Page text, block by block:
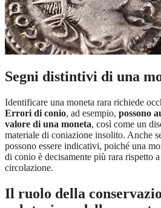
Segni distintivi di una
Identificare una moneta rara richiede
Errori di conio, ad esempio, possono
valore di una moneta, così come un
materiale di coniazione insolito. Anche
possono essere indicativi, poiché una
di conio è decisamente più rara rispetto
circolazione.
Il ruolo della